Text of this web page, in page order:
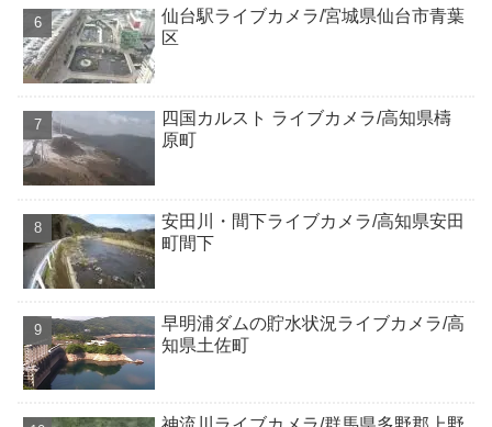
仙台駅ライブカメラ/宮城県仙台市青葉
区
四国カルスト ライブカメラ/高知県檮
原町
安田川・間下ライブカメラ/高知県安田
町間下
早明浦ダムの貯水状況ライブカメラ/高
知県土佐町